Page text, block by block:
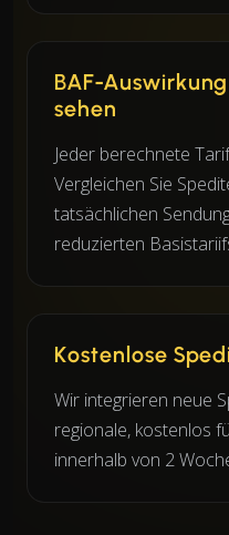
BAF-
sehen
Jeder berechnete
Vergleichen Sie
tatsächlichen
reduzierten
Kostenlose
Wir integrieren neue
regionale, kostenlos
innerhalb von 2